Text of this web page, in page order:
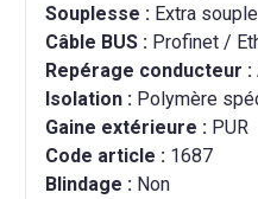
Souplesse : Extra souple
Câble BUS : Profinet /
Repérage conducteur :
Isolation : Polymère
Gaine extérieure : PUR
Code article : 1687
Blindage : Non